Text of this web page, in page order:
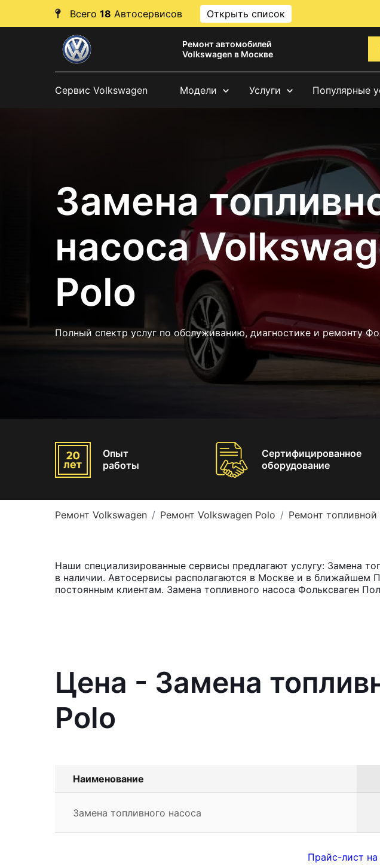
Всего 18 Автосервисов Открыть список
Ремонт автомобилей
Volkswagen в Москве
Сервис Volkswagen Модели Услуги Популярные
Замена
насоса
Polo
Полный спектр услуг по обслуживанию, диагностике и ремонту
Опыт
работы
Сертифицированное
оборудование
Ремонт Volkswagen Ремонт Volkswagen Polo Ремонт
Наши специализированные сервисы предлагают услугу: Замена
в наличии. Автосервисы располагаются в Москве и в ближайшем
постоянным клиентам. Замена топливного насоса Фольксваген
Цена - Замена
Polo
Наименование
Замена топливного насоса
Прайс-лист